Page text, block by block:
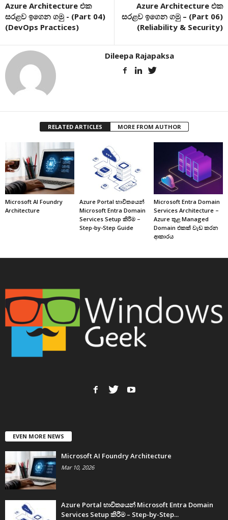
Azure Architecture එක
සරළව ඉගෙන ගමු - (Part 04)
(DevOps Practices)
Azure Architecture එක
සරළව ඉගෙන ගමු – (Part 06)
(Reliability & Security)
Dileepa Rajapaksa
RELATED ARTICLES MORE FROM AUTHOR
Microsoft AI Foundry
Architecture
Azure Portal භාවිතයෙන්
Microsoft Entra Domain
Services Setup කිරීම –
Step-by-Step Guide
Microsoft Entra Domain
Services Architecture –
Azure තුළ Managed
Domain එකක් වැඩ කරන
ආකාරය
EVEN MORE NEWS
Microsoft AI Foundry Architecture
Mar 10, 2026
Azure Portal භාවිතයෙන් Microsoft Entra Domain
Services Setup කිරීම – Step-by-Step...